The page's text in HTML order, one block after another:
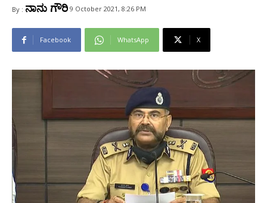
By : ನಾನು ಗೌರಿ 9 October 2021, 8:26 PM
Facebook WhatsApp X